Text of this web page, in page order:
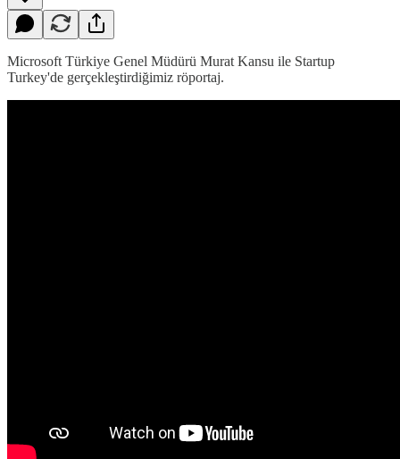
Microsoft Türkiye Genel Müdürü Murat Kansu ile Startup
Turkey'de gerçekleştirdiğimiz röportaj.